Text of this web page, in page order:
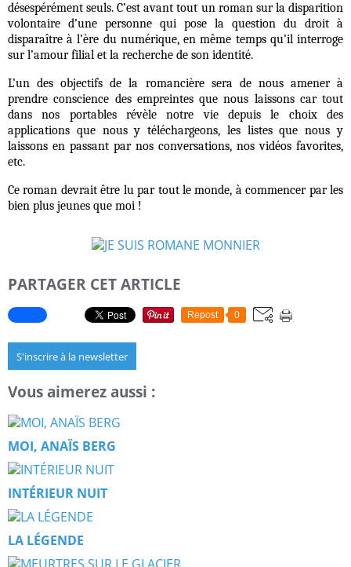
désespérément seuls. C’est avant tout un roman sur la disparition
volontaire d’une personne qui pose la question du droit à
disparaître à l’ère du numérique, en même temps qu’il interroge
sur l’amour filial et la recherche de son identité.
L’un des objectifs de la romancière sera de nous amener à
prendre conscience des empreintes que nous laissons car tout
dans nos portables révèle notre vie depuis le choix des
applications que nous y téléchargeons, les listes que nous y
laissons en passant par nos conversations, nos vidéos favorites,
etc.
Ce roman devrait être lu par tout le monde, à commencer par les
bien plus jeunes que moi !
PARTAGER CET ARTICLE
Repost 0
S'inscrire à la newsletter
Vous aimerez aussi :
MOI, ANAÏS BERG
INTÉRIEUR NUIT
LA LÉGENDE